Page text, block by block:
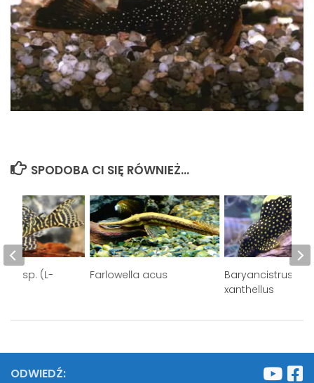
SPODOBA CI SIĘ RÓWNIEŻ...
Farlowella acus
Baryancistrus
xanthellus
sp. (L-
ODWIEDŹ: